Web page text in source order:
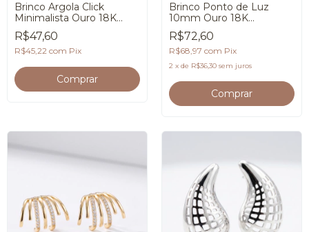
Brinco Argola Click
Minimalista Ouro 18K
Premium
R$47,60
R$45,22 com Pix
Brinco Ponto de Luz
10mm Ouro 18K
Feminino Premium
R$72,60
R$68,97 com Pix
2 x de R$36,30 sem juros